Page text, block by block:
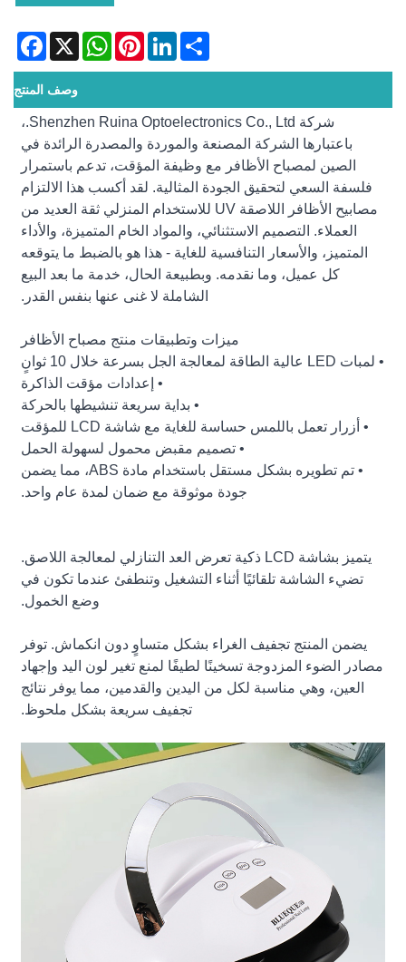
X
WhatsAppPinterestLinkedInShare
وصف المنتج
شركة Shenzhen Ruina Optoelectronics Co., Ltd.،
باعتبارها الشركة المصنعة والموردة والمصدرة الرائدة في
الصين لمصباح الأظافر مع وظيفة المؤقت، تدعم باستمرار
فلسفة السعي لتحقيق الجودة المثالية. لقد أكسب هذا الالتزام
مصابيح الأظافر اللاصقة UV للاستخدام المنزلي ثقة العديد من
العملاء. التصميم الاستثنائي، والمواد الخام المتميزة، والأداء
المتميز، والأسعار التنافسية للغاية - هذا هو بالضبط ما يتوقعه
كل عميل، وما نقدمه. وبطبيعة الحال، خدمة ما بعد البيع
الشاملة لا غنى عنها بنفس القدر.
ميزات وتطبيقات منتج مصباح الأظافر
• لمبات LED عالية الطاقة لمعالجة الجل بسرعة خلال 10 ثوانٍ
• إعدادات مؤقت الذاكرة
• بداية سريعة تنشيطها بالحركة
• أزرار تعمل باللمس حساسة للغاية مع شاشة LCD للمؤقت
• تصميم مقبض محمول لسهولة الحمل
• تم تطويره بشكل مستقل باستخدام مادة ABS، مما يضمن
جودة موثوقة مع ضمان لمدة عام واحد.
يتميز بشاشة LCD ذكية تعرض العد التنازلي لمعالجة اللاصق.
تضيء الشاشة تلقائيًا أثناء التشغيل وتنطفئ عندما تكون في
وضع الخمول.
يضمن المنتج تجفيف الغراء بشكل متساوٍ دون انكماش. توفر
مصادر الضوء المزدوجة تسخينًا لطيفًا لمنع تغير لون اليد وإجهاد
العين، وهي مناسبة لكل من اليدين والقدمين، مما يوفر نتائج
تجفيف سريعة بشكل ملحوظ.